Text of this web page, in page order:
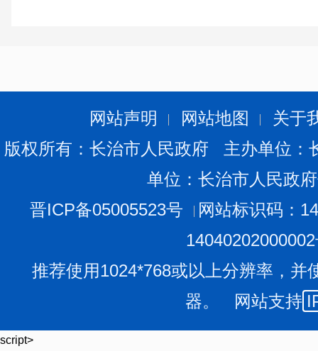
网站声明 网站地图
关于
版权所有：长治市人民政府 主办单位
单位：长治市人民政
晋ICP备05005523号
网站标识码：
推荐使用1024*768或以上分辨率，并
器。 网站支持
script>